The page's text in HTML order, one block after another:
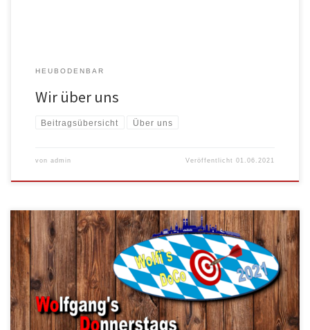
HEUBODENBAR
Wir über uns
Beitragsübersicht Über uns
von admin Veröffentlicht01.06.2021
Jede Woche findet in der Heubodenbar für Steeldarter unser Turnier
„Wolfis Donnerstags […]